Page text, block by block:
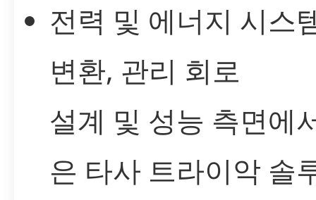
전력 및 에너지 시스
변환, 관리 회로
설계 및 성능 측면에
은 타사 트라이악 솔